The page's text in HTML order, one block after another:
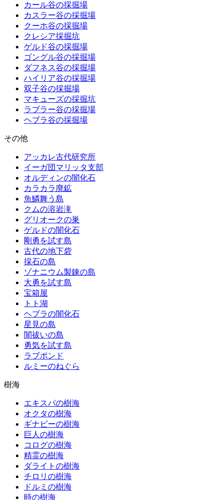
カール谷の採掘場
カスラー谷の採掘場
クーホ谷の採掘場
クレシア採掘坑
ゲルド谷の採掘場
ゴングル谷の採掘場
ダフネス谷の採掘場
ハイリア谷の採掘場
双子谷の採掘場
マキューズの採掘坑
ラブラー谷の採掘場
ヘブラ谷の採掘場
その他
アッカレ古代研究所
イーガ団マリッタ支部
オルディンの闇化石
カラカラ廃鉱
魚鱗舞う島
クムの溶岩滝
グリオークの巣
ゲルドの闇化石
剛勇を試す島
古代の地下砦
採石の島
ゾナニウム製錬の島
大勇を試す島
宝箱屋
トト湖
ヘブラの闇化石
星見の島
闇祓いの島
勇気を試す島
ラブポンド
ルミーのねぐら
樹海
エキスパの樹海
オクタの樹海
ギナビーの樹海
巨人の樹海
コログの樹海
精霊の樹海
ダライトの樹海
チロリの樹海
ドルミの樹海
時の樹海